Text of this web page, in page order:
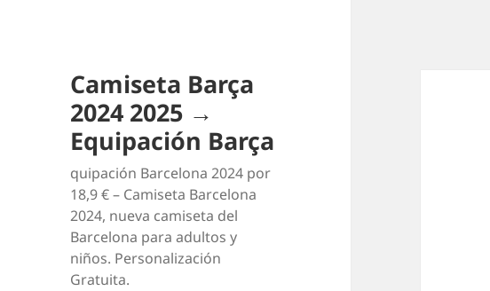
Camiseta Barça
2024 2025 →
Equipación Barça
quipación Barcelona 2024 por
18,9 € – Camiseta Barcelona
2024, nueva camiseta del
Barcelona para adultos y
niños. Personalización
Gratuita.